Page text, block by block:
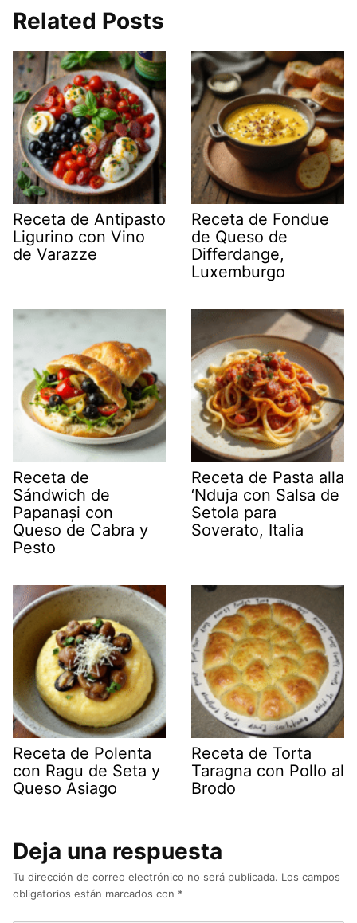
Related Posts
Receta de Antipasto
Ligurino con Vino
de Varazze
Receta de Fondue
de Queso de
Differdange,
Luxemburgo
Receta de
Sándwich de
Papanași con
Queso de Cabra y
Pesto
Receta de Pasta alla
‘Nduja con Salsa de
Setola para
Soverato, Italia
Receta de Polenta
con Ragu de Seta y
Queso Asiago
Receta de Torta
Taragna con Pollo al
Brodo
Deja una respuesta
Tu dirección de correo electrónico no será publicada. Los campos
obligatorios están marcados con *